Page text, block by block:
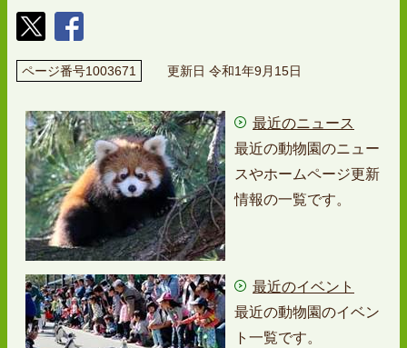
ページ番号1003671 更新日 令和1年9月15日
最近のニュース
最近の動物園のニュー
スやホームページ更新
情報の一覧です。
最近のイベント
最近の動物園のイベン
ト一覧です。